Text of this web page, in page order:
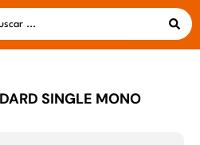
SINGLE MONO